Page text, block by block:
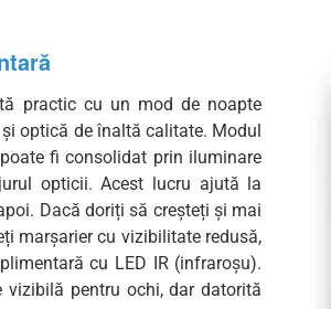
practic cu un mod de noapte
optică de înaltă calitate. Modul
fi consolidat prin iluminare
opticii. Acest lucru ajută la
Dacă doriți să creșteți și mai
marșarier cu vizibilitate redusă,
cu LED IR (infraroșu).
vizibilă pentru ochi, dar datorită